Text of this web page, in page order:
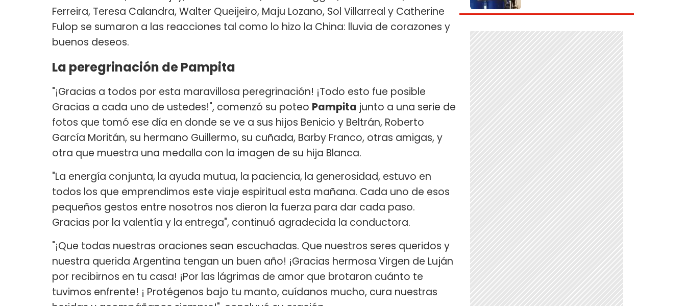
Ferreira, Teresa Calandra, Walter Queijeiro, Maju Lozano, Sol Villarreal y Catherine
Fulop se sumaron a las reacciones tal como lo hizo la China: lluvia de corazones y
buenos deseos.
La peregrinación de Pampita
"¡Gracias a todos por esta maravillosa peregrinación! ¡Todo esto fue posible
Gracias a cada uno de ustedes!", comenzó su poteo Pampita junto a una serie de
fotos que tomó ese día en donde se ve a sus hijos Benicio y Beltrán, Roberto
García Moritán, su hermano Guillermo, su cuñada, Barby Franco, otras amigas, y
otra que muestra una medalla con la imagen de su hija Blanca.
"La energía conjunta, la ayuda mutua, la paciencia, la generosidad, estuvo en
todos los que emprendimos este viaje espiritual esta mañana. Cada uno de esos
pequeños gestos entre nosotros nos dieron la fuerza para dar cada paso.
Gracias por la valentía y la entrega", continuó agradecida la conductora.
"¡Que todas nuestras oraciones sean escuchadas. Que nuestros seres queridos y
nuestra querida Argentina tengan un buen año! ¡Gracias hermosa Virgen de Luján
por recibirnos en tu casa! ¡Por las lágrimas de amor que brotaron cuánto te
tuvimos enfrente! ¡ Protégenos bajo tu manto, cuídanos mucho, cura nuestras